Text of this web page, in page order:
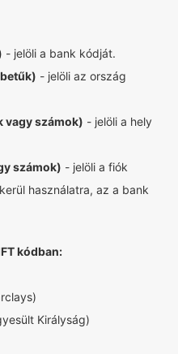
- jelöli a bank kódját.
- jelöli az ország
vagy számok) - jelöli a hely
számok) - jelöli a fiók
használatra, az a bank
kódban:
Királyság)